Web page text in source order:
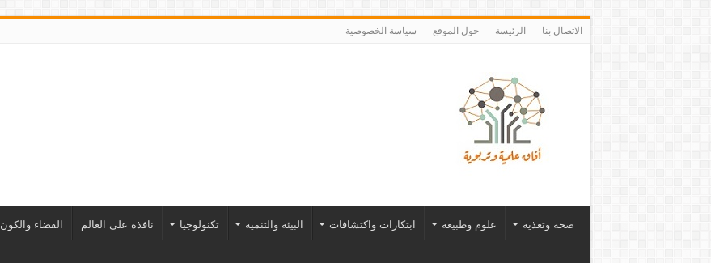
الاتصال بنا الرئيسة حول الموقع سياسة الخصوصية
صحة وتغذية علوم وطبيعة ابتكارات واكتشافات البيئة والتنمية تكنولوجيا نافذة على العالم الفضاء والكون